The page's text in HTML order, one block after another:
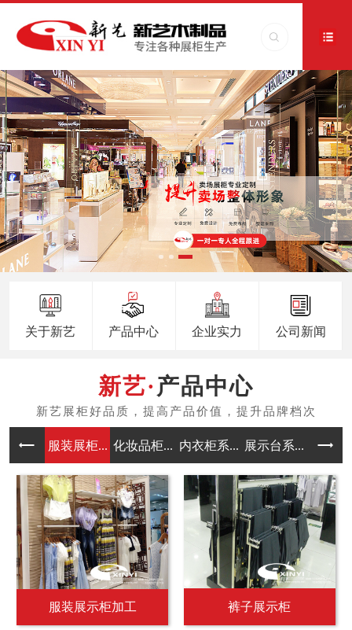
关于新艺 产品中心 企业实力 公司新闻
产品中心
服装展柜... 化妆品柜... 内衣柜系... 展示台系... 中岛
服装展示柜加工 裤子展示柜